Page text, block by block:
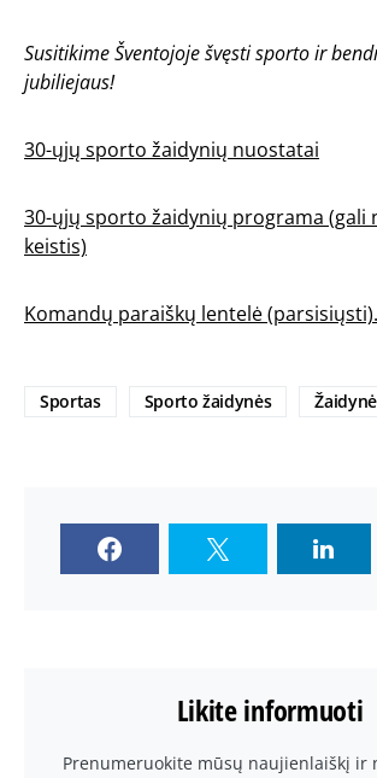
Susitikime Šventojoje švęsti sporto ir
jubiliejaus!
30-ųjų sporto žaidynių nuostatai
30-ųjų sporto žaidynių programa (gali
keistis)
Komandų paraiškų lentelė (parsisiųsti).
Sportas Sporto žaidynės
Likite informuoti
Prenumeruokite mūsų naujienlaiškį ir